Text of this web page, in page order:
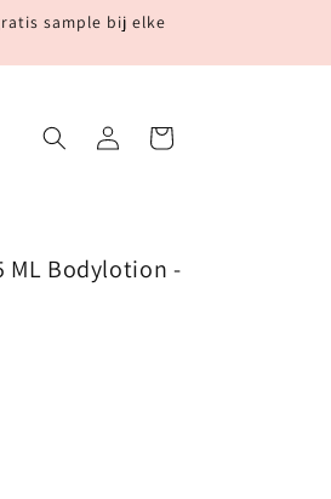
sample bij elke
InloggenWinkelwagen
ML Bodylotion -